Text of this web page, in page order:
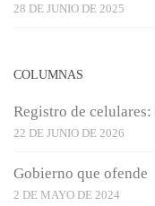
28 DE JUNIO DE 2025
COLUMNAS
Registro de
22 DE JUNIO DE 2026
Gobierno que ofende
2 DE MAYO DE 2024